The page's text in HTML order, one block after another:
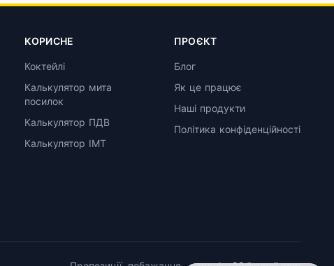
КОРИСНЕ
Коктейлі
Калькулятор мита
посилок
Калькулятор ПДВ
Калькулятор ІМТ
ПРОЄКТ
Блог
Як це працює
Наші продукти
Політика конфіденційності